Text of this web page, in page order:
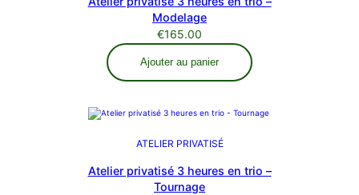
Modelage
€165.00
Ajouter au panier
ATELIER PRIVATISÉ
Atelier privatisé 3 heures en trio –
Tournage